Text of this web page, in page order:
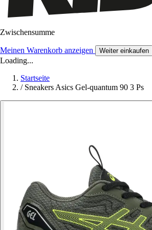
Zwischensumme
Meinen Warenkorb anzeigen Weiter einkaufen
Loading...
Startseite
/ Sneakers Asics Gel-quantum 90 3 Ps